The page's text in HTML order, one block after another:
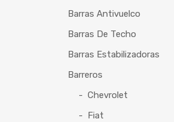
Barras Antivuelco
Barras De Techo
Barras Estabilizadoras
Barreros
Chevrolet
Fiat